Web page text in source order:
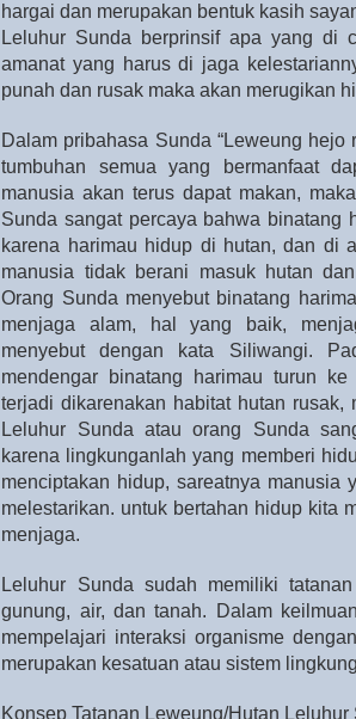
hargai dan merupakan bentuk kasih
Leluhur Sunda berprinsif apa yang di
amanat yang harus di jaga
punah dan rusak maka akan merugikan
Dalam pribahasa Sunda “Leweung hejo
tumbuhan semua yang bermanfaat
manusia akan terus dapat makan,
Sunda sangat percaya bahwa binatang
karena harimau hidup di hutan, dan di
manusia tidak berani masuk hutan
Orang Sunda menyebut binatang
menjaga alam, hal yang baik,
menyebut dengan kata Siliwangi.
mendengar binatang harimau turun
terjadi dikarenakan habitat hutan rusak,
Leluhur Sunda atau orang Sunda
karena lingkunganlah yang memberi
menciptakan hidup, sareatnya manusia
melestarikan. untuk bertahan hidup kita
menjaga.
Leluhur Sunda sudah memiliki
gunung, air, dan tanah. Dalam
mempelajari interaksi organisme
merupakan kesatuan atau sistem
Konsep Tatanan Leweung/Hutan Leluhur